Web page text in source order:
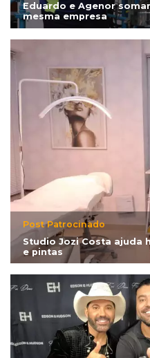
Eduardo e Agenor
mesma empresa
Post Patrocinado
Studio Jozi Costa ajuda
e pintas